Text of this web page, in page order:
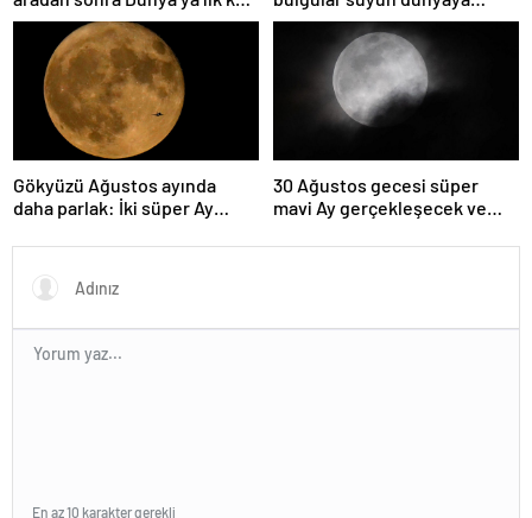
çok yaklaşacak
asteroitlerce getirilmiş
olabileceğini gösteriyor
Gökyüzü Ağustos ayında
daha parlak: İki süper Ay
30 Ağustos gecesi süper
mavi Ay gerçekleşecek ve
olacak
En az 10 karakter gerekli